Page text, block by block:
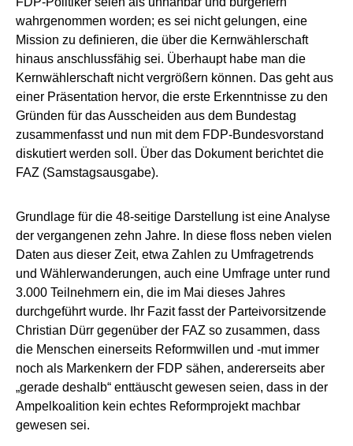
wahrgenommen worden; es sei nicht gelungen, eine
Mission zu definieren, die über die Kernwählerschaft
hinaus anschlussfähig sei. Überhaupt habe man die
Kernwählerschaft nicht vergrößern können. Das geht aus
einer Präsentation hervor, die erste Erkenntnisse zu den
Gründen für das Ausscheiden aus dem Bundestag
zusammenfasst und nun mit dem FDP-Bundesvorstand
diskutiert werden soll. Über das Dokument berichtet die
FAZ (Samstagsausgabe).
Grundlage für die 48-seitige Darstellung ist eine Analyse
der vergangenen zehn Jahre. In diese floss neben vielen
Daten aus dieser Zeit, etwa Zahlen zu Umfragetrends
und Wählerwanderungen, auch eine Umfrage unter rund
3.000 Teilnehmern ein, die im Mai dieses Jahres
durchgeführt wurde. Ihr Fazit fasst der Parteivorsitzende
Christian Dürr gegenüber der FAZ so zusammen, dass
die Menschen einerseits Reformwillen und -mut immer
noch als Markenkern der FDP sähen, andererseits aber
„gerade deshalb“ enttäuscht gewesen seien, dass in der
Ampelkoalition kein echtes Reformprojekt machbar
gewesen sei.